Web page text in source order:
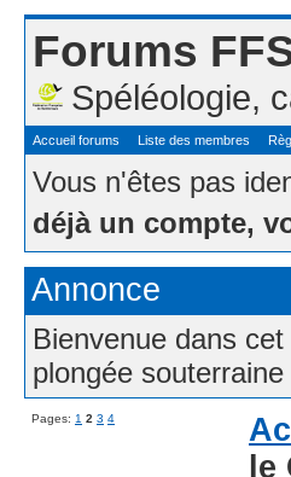
Forums
Spéléologie,
Accueil forums Liste des membres
Vous n'êtes pas
déjà un compte,
Annonce
Bienvenue dans
plongée souterraine
Pages: 1 2 3 4